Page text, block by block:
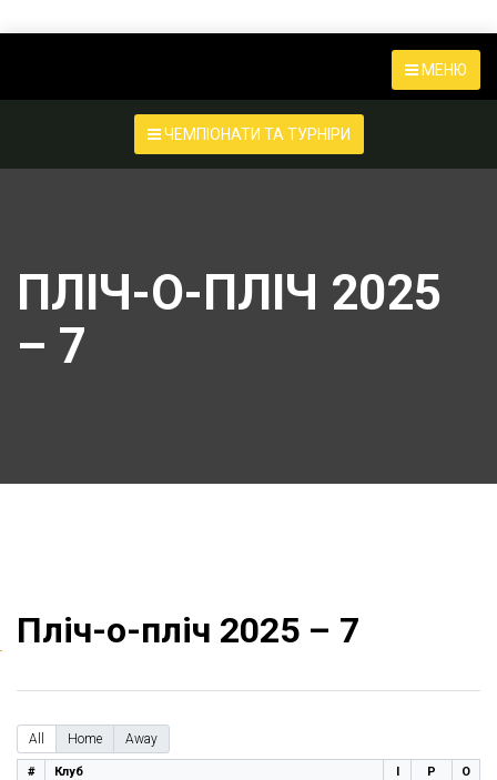
МЕНЮ
ЧЕМПІОНАТИ ТА ТУРНІРИ
ПЛІЧ-О-ПЛІЧ 2025
– 7
Пліч-о-пліч 2025 – 7
All Home Away
# Клуб І Р О